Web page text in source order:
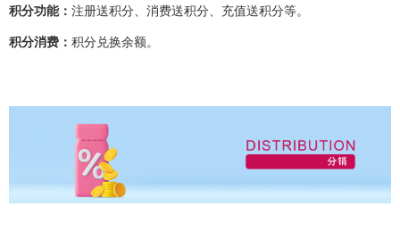
积分功能： 注册送积分、消费送积分、充值送积分等。
积分消费： 积分兑换余额。